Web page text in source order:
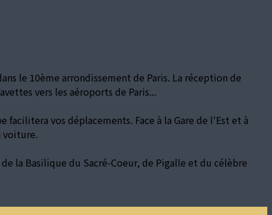
le 10ème arrondissement de Paris. La réception de
vers les aéroports de Paris...
facilitera vos déplacements. Face à la Gare de l'Est et à
voiture.
la Basilique du Sacré-Coeur, de Pigalle et du célèbre